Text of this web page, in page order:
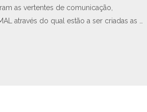
as vertentes de comunicação,
através do qual estão a ser criadas as …